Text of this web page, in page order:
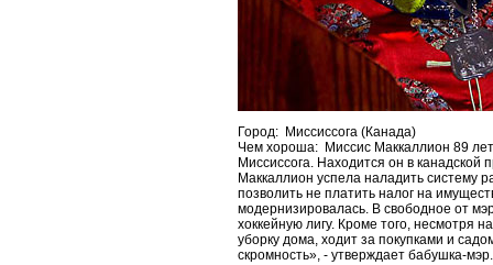
Город: Миссиссога (Канада)
Чем хороша: Миссис Маккаллион 89
Миссиссога. Находится он в
Маккаллион успела наладить систему
позволить не платить налог на
модернизировалась. В свободное от
хоккейную лигу. Кроме того, несмотря
уборку дома, ходит за покупками и
скромность», - утверждает бабушка-мэр.